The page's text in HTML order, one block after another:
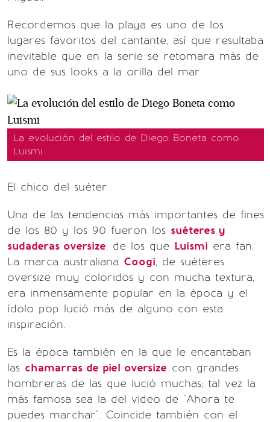
Recordemos que la playa es uno de los
lugares favoritos del cantante, así que resultaba
inevitable que en la serie se retomara más de
uno de sus looks a la orilla del mar.
La evolución del estilo de Diego Boneta como
Luismi
El chico del suéter
Una de las tendencias más importantes de fines
de los 80 y los 90 fueron los suéteres y
sudaderas oversize, de los que Luismi era fan.
La marca australiana Coogi, de suéteres
oversize muy coloridos y con mucha textura,
era inmensamente popular en la época y el
ídolo pop lució más de alguno con esta
inspiración.
Es la época también en la que le encantaban
las chamarras de piel oversize con grandes
hombreras de las que lució muchas; tal vez la
más famosa sea la del video de "Ahora te
puedes marchar". Coincide también con el